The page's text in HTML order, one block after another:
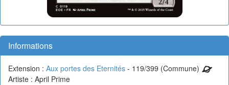
Informations
Extension : Aux portes des Eternités - 119/399 (Commune)
Artiste : April Prime